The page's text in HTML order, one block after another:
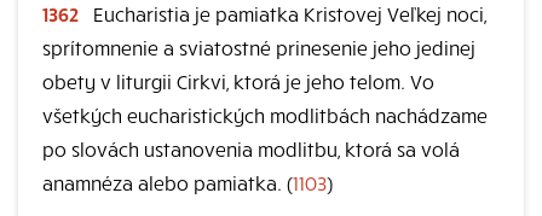
1362
Eucharistia je pamiatka Kristovej Veľkej noci,
sprítomnenie a sviatostné prinesenie jeho jedinej
obety v liturgii Cirkvi, ktorá je jeho telom. Vo
všetkých eucharistických modlitbách nachádzame
po slovách ustanovenia modlitbu, ktorá sa volá
anamnéza alebo pamiatka. (1103)